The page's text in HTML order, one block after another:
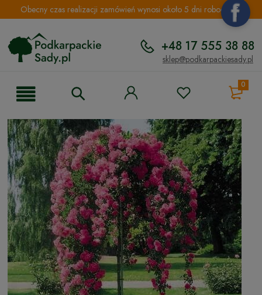
Obecny czas realizacji zamówień wynosi około 5 dni roboczych.
+48 17 555 38 88
sklep@podkarpackiesady.pl
0